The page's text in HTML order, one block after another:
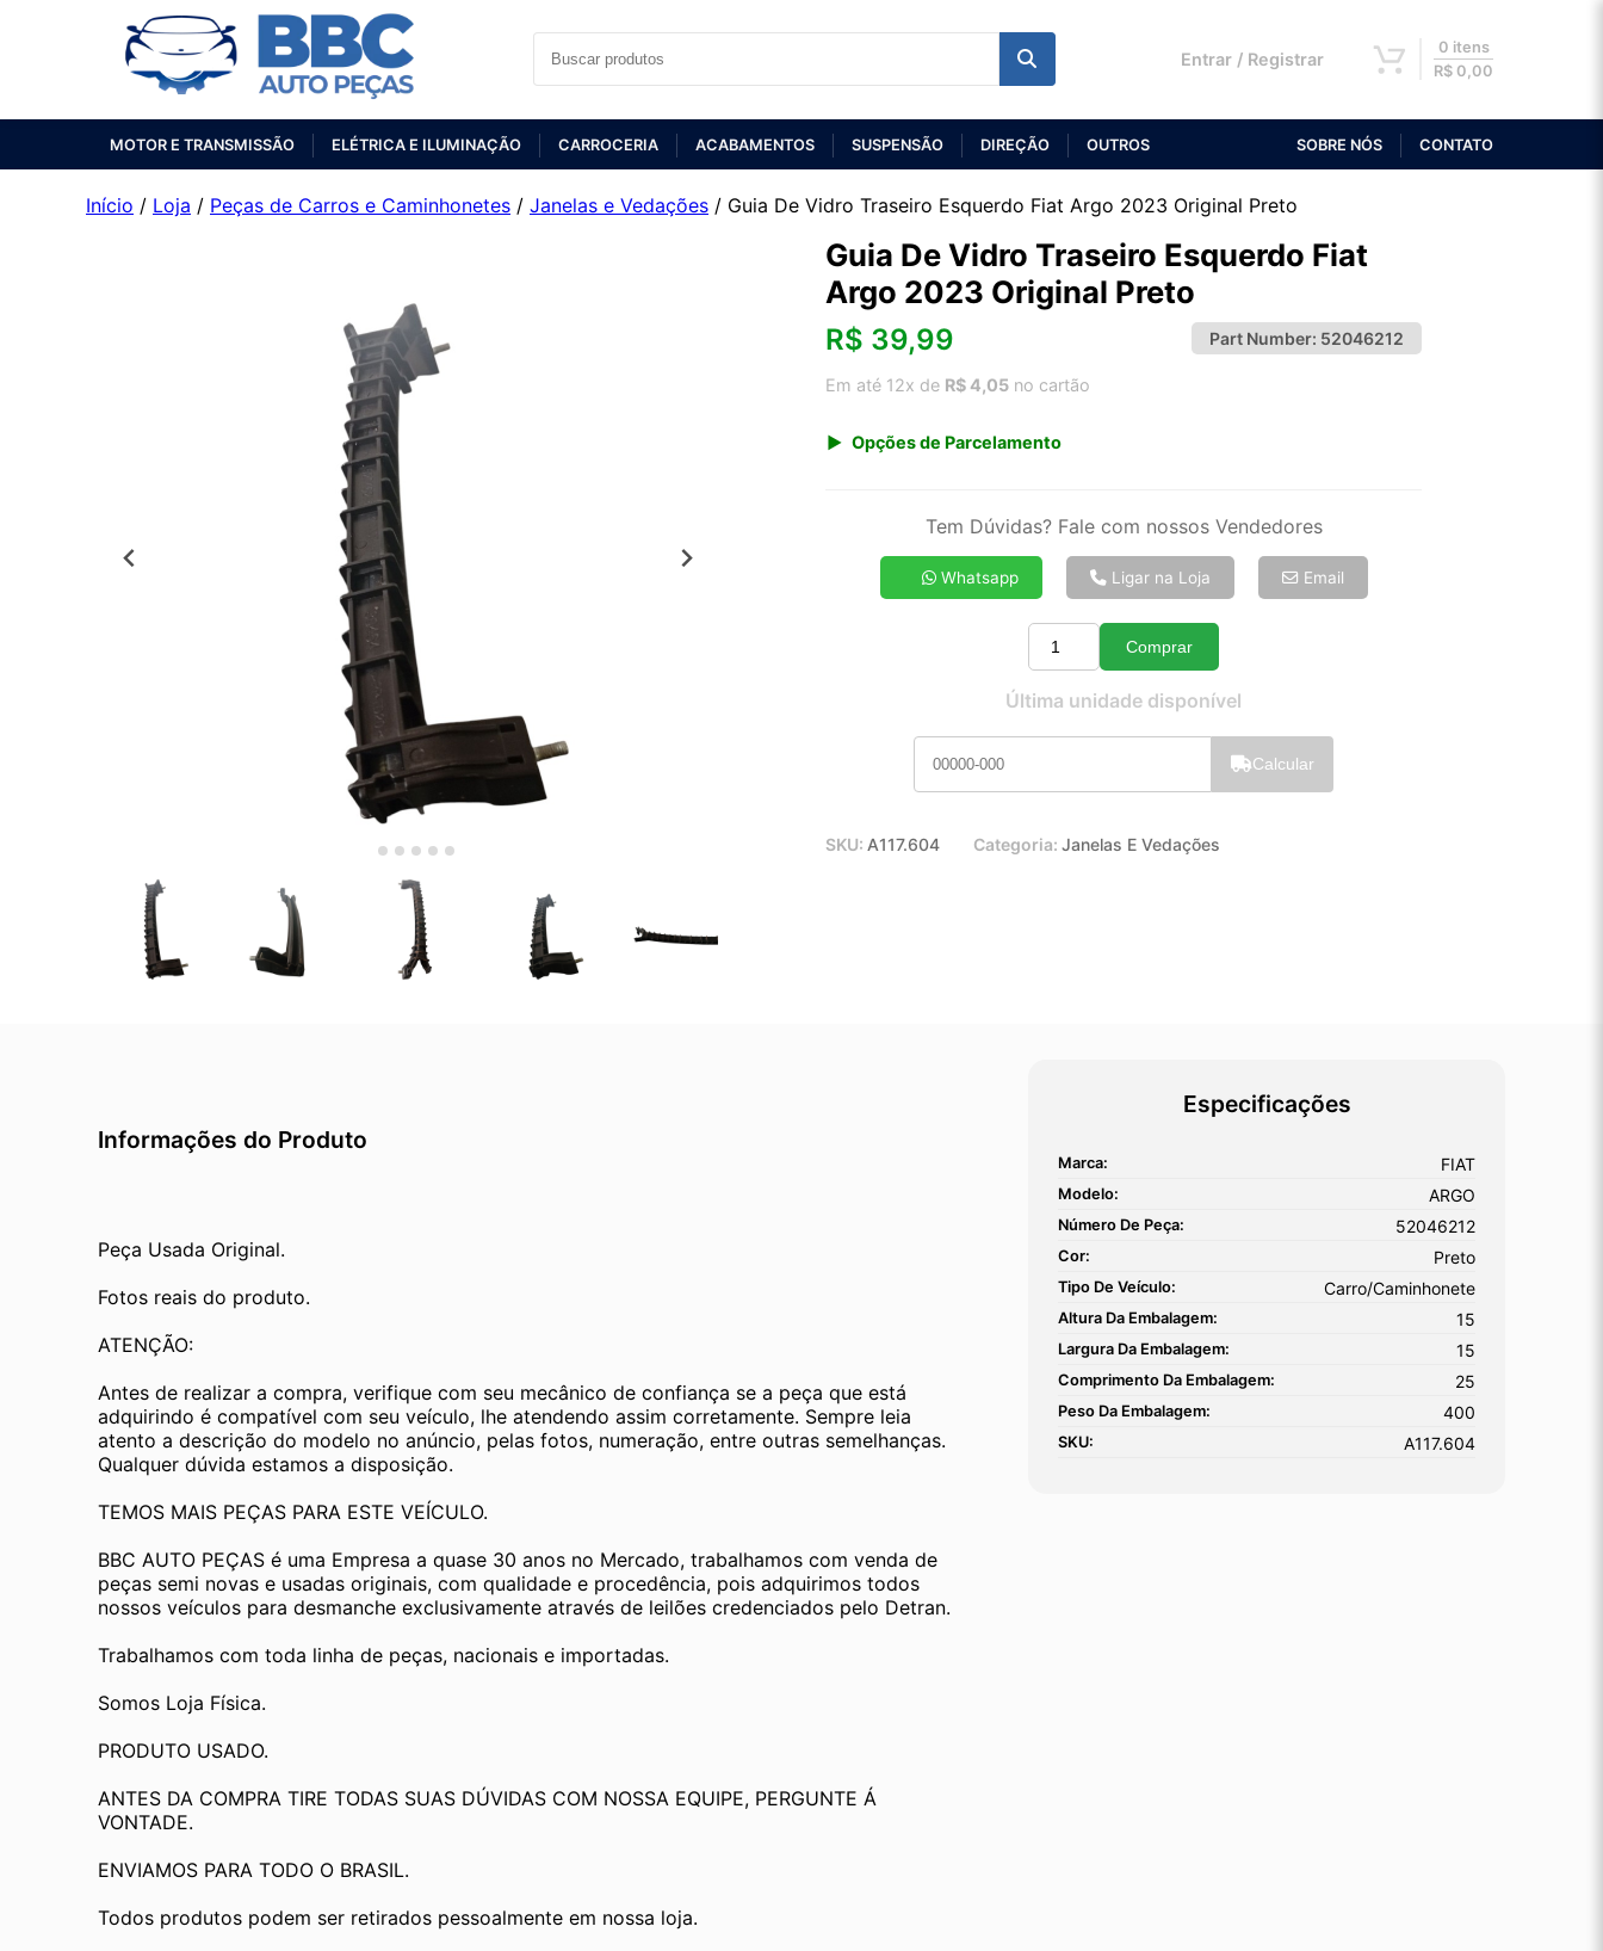
Entrar / Registrar
0 itens
R$ 0,00
MOTOR E TRANSMISSÃO ELÉTRICA E ILUMINAÇÃO CARROCERIA ACABAMENTOS SUSPENSÃO DIREÇÃO OUTROS SOBRE NÓS CONTATO
Início / Loja / Peças de Carros e Caminhonetes / Janelas e Vedações / Guia De Vidro Traseiro Esquerdo Fiat Argo 2023 Original Preto
Guia De Vidro Traseiro Esquerdo Fiat
Argo 2023 Original Preto
R$ 39,99 Part Number: 52046212
Em até 12x de R$ 4,05 no cartão
Opções de Parcelamento
7x de R$ 6,55
8x de R$ 5,81
9x de R$ 5,23
10x de R$ 4,74
12x de R$ 4,05
Tem Dúvidas? Fale com nossos Vendedores
Whatsapp Ligar na Loja Email
Quantidade
Comprar
Última unidade disponível
Calcular
SKU: A117.604 Categoria: Janelas E Vedações
Informações do Produto
Peça Usada Original.
Fotos reais do produto.
ATENÇÃO:
Antes de realizar a compra, verifique com seu mecânico de confiança se a peça que está
adquirindo é compatível com seu veículo, lhe atendendo assim corretamente. Sempre leia
atento a descrição do modelo no anúncio, pelas fotos, numeração, entre outras semelhanças.
Qualquer dúvida estamos a disposição.
TEMOS MAIS PEÇAS PARA ESTE VEÍCULO.
BBC AUTO PEÇAS é uma Empresa a quase 30 anos no Mercado, trabalhamos com venda de
peças semi novas e usadas originais, com qualidade e procedência, pois adquirimos todos
nossos veículos para desmanche exclusivamente através de leilões credenciados pelo Detran.
Trabalhamos com toda linha de peças, nacionais e importadas.
Somos Loja Física.
PRODUTO USADO.
ANTES DA COMPRA TIRE TODAS SUAS DÚVIDAS COM NOSSA EQUIPE, PERGUNTE Á
VONTADE.
ENVIAMOS PARA TODO O BRASIL.
Todos produtos podem ser retirados pessoalmente em nossa loja.
Especificações
Marca: FIAT
Modelo: ARGO
Número De Peça: 52046212
Cor: Preto
Tipo De Veículo: Carro/Caminhonete
Altura Da Embalagem: 15
Largura Da Embalagem: 15
Comprimento Da Embalagem: 25
Peso Da Embalagem: 400
SKU: A117.604